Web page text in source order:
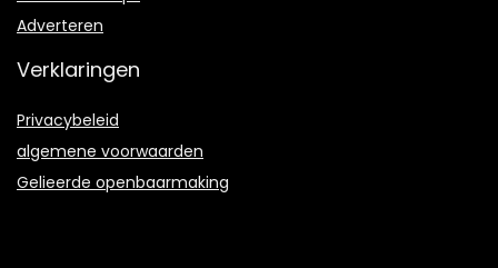
Adverteren
Verklaringen
Privacybeleid
algemene voorwaarden
Gelieerde openbaarmaking